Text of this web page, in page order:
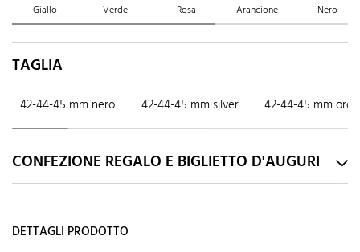
Giallo Verde Rosa Arancione Nero
TAGLIA
42-44-45 mm nero 42-44-45 mm silver 42-44-45 mm oro
CONFEZIONE REGALO E BIGLIETTO D'AUGURI
DETTAGLI PRODOTTO